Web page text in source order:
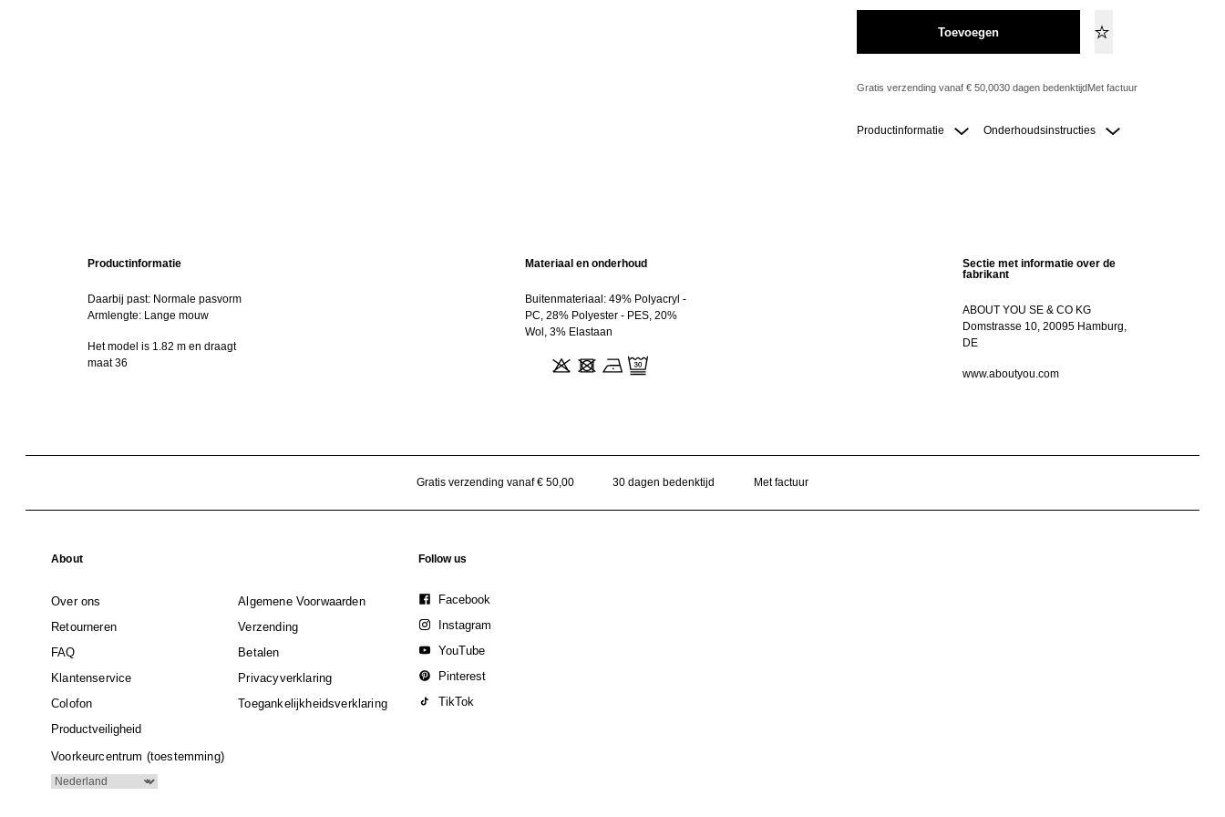
Toevoegen
Gratis verzending vanaf € 50,0030 dagen bedenktijdMet factuur
Productinformatie Onderhoudsinstructies
Productinformatie
Daarbij past: Normale pasvorm
Armlengte: Lange mouw
Het model is 1.82 m en draagt
maat 36
Materiaal en onderhoud
Buitenmateriaal: 49% Polyacryl -
PC, 28% Polyester - PES, 20%
Wol, 3% Elastaan
Sectie met informatie over de
fabrikant
ABOUT YOU SE & CO KG
Domstrasse 10, 20095 Hamburg,
DE
www.aboutyou.com
Gratis verzending vanaf € 50,00 30 dagen bedenktijd Met factuur
About
Over ons
Algemene Voorwaarden
Retourneren
Verzending
FAQ
Betalen
Klantenservice
Privacyverklaring
Colofon
Toegankelijkheidsverklaring
Productveiligheid
Voorkeurcentrum (toestemming)
Follow us
Facebook
Instagram
YouTube
Pinterest
TikTok